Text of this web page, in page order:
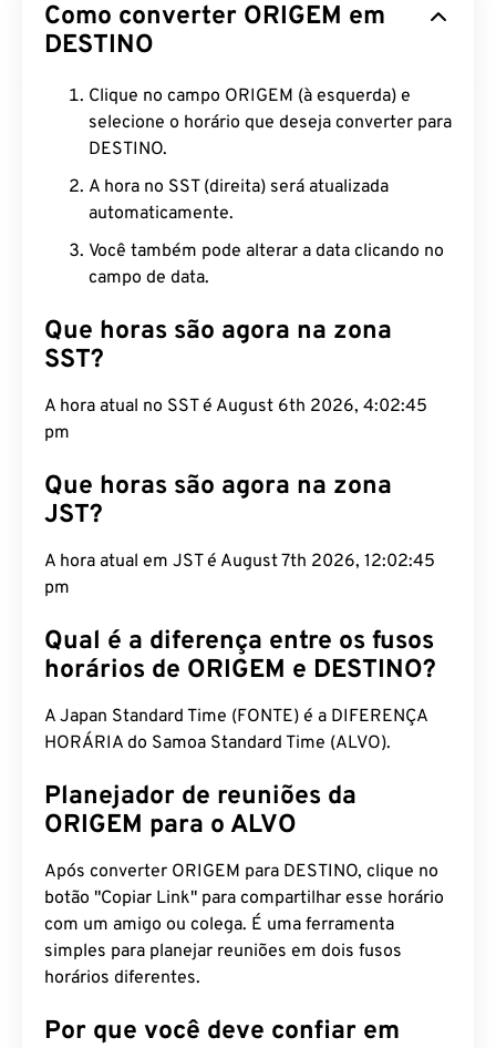
Como converter ORIGEM em
DESTINO
Clique no campo ORIGEM (à esquerda) e
selecione o horário que deseja converter para
DESTINO.
A hora no SST (direita) será atualizada
automaticamente.
Você também pode alterar a data clicando no
campo de data.
Que horas são agora na zona
SST?
A hora atual no SST é August 6th 2026, 4:02:46
pm
Que horas são agora na zona
JST?
A hora atual em JST é August 7th 2026, 12:02:46
pm
Qual é a diferença entre os fusos
horários de ORIGEM e DESTINO?
A Japan Standard Time (FONTE) é a DIFERENÇA
HORÁRIA do Samoa Standard Time (ALVO).
Planejador de reuniões da
ORIGEM para o ALVO
Após converter ORIGEM para DESTINO, clique no
botão "Copiar Link" para compartilhar esse horário
com um amigo ou colega. É uma ferramenta
simples para planejar reuniões em dois fusos
horários diferentes.
Por que você deve confiar em